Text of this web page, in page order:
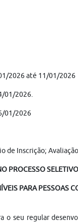
2026 até 11/01/2026
01/2026.
01/2026
de Inscrição;
PROCESSO
PARA PESSOAS
o seu regular